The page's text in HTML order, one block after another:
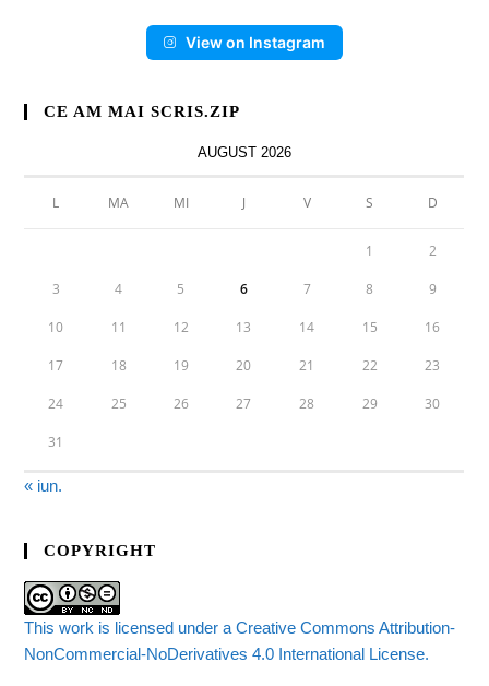
View on Instagram
CE AM MAI SCRIS.ZIP
AUGUST 2026
L MA MI J V S D
1 2
3 4 5 6 7 8 9
10 11 12 13 14 15 16
17 18 19 20 21 22 23
24 25 26 27 28 29 30
31
« iun.
COPYRIGHT
This work is licensed under a Creative Commons Attribution-
NonCommercial-NoDerivatives 4.0 International License.